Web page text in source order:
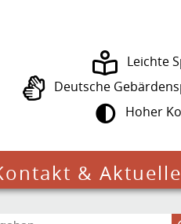
&
Leichte
Deutsche
Hoher